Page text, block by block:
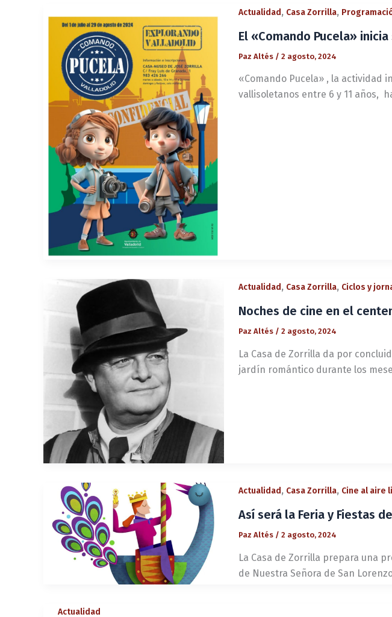
Actualidad, Casa Zorrilla,
El «Comando Pucela»
Paz Altés / 2 agosto, 2024
«Comando Pucela» , la actividad
vallisoletanos entre 6 y 11 años,
Actualidad, Casa Zorrilla, Ciclos y
Noches de cine en el
Paz Altés / 2 agosto, 2024
La Casa de Zorrilla da por
jardín romántico durante los
Actualidad, Casa Zorrilla, Cine al aire
Así será la Feria y Fiestas
Paz Altés / 2 agosto, 2024
La Casa de Zorrilla prepara una
de Nuestra Señora de San
Actualidad